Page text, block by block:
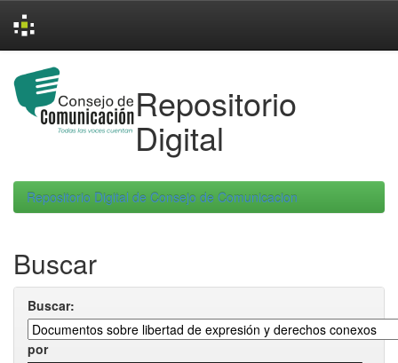
navigation
Repositorio
Digital
Repositorio Digital de Consejo de Comunicacion
Buscar
Buscar:
por